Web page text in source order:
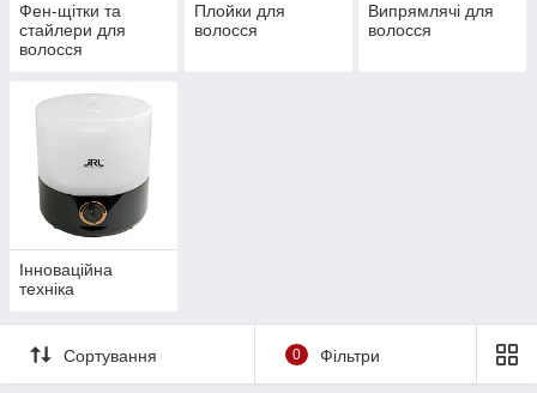
Фен-щітки та
стайлери для
волосся
Плойки для
волосся
Випрямлячі для
волосся
Інноваційна
техніка
Сортування 0 Фільтри